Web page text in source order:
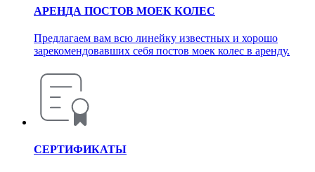
АРЕНДА ПОСТОВ МОЕК КОЛЕС
Предлагаем вам всю линейку известных и хорошо
зарекомендовавших себя постов моек колес в аренду.
СЕРТИФИКАТЫ